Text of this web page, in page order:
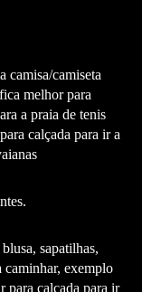
camisa/camiseta
melhor para
a praia de tenis
calçada para ir a
sapatilhas,
caminhar, exemplo
para calçada para ir